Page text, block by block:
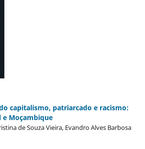
capitalismo, patriarcado e racismo:
e Moçambique
de Souza Vieira, Evandro Alves Barbosa